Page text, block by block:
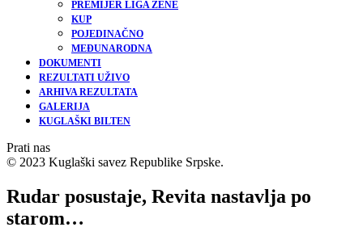
PREMIJER LIGA ŽENE
KUP
POJEDINAČNO
MEĐUNARODNA
DOKUMENTI
REZULTATI UŽIVO
ARHIVA REZULTATA
GALERIJA
KUGLAŠKI BILTEN
Prati nas
© 2023 Kuglaški savez Republike Srpske.
Rudar posustaje, Revita nastavlja po
starom…